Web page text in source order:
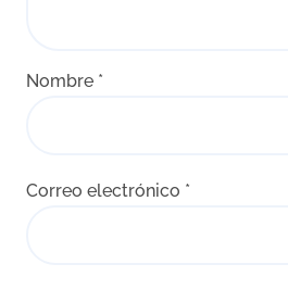
Nombre *
Correo electrónico *